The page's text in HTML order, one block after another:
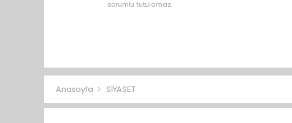
sorumlu tutulamaz.
Anasayfa SİYASET